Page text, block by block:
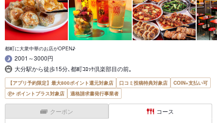
都町に大衆中華のお店がOPEN♪
2001～3000円
大分駅から徒歩15分､都町ｺﾛｯｹ倶楽部目の前｡
【アプリ予約限定】最大800ポイント還元対象店 口コミ投稿特典対象店
COIN+支払い可
ポイントプラス対象店
適格請求書発行事業者
クーポン コース